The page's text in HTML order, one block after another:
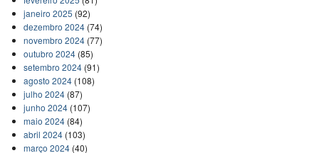
janeiro 2025 (92)
dezembro 2024(74)
novembro 2024(77)
outubro 2024(85)
setembro 2024(91)
agosto 2024(108)
julho 2024(87)
junho 2024(107)
maio 2024(84)
abril 2024(103)
março 2024(40)